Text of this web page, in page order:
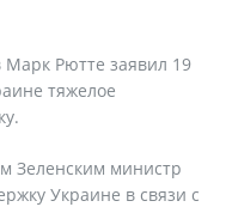
Рютте заявил 19
тяжелое
Зеленским министр
Украине в связи с